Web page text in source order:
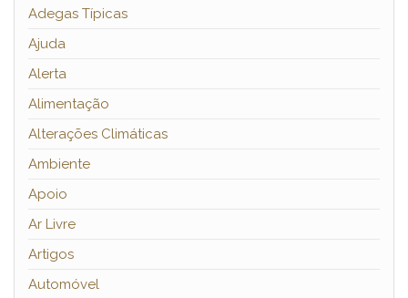
Adegas Típicas
Ajuda
Alerta
Alimentação
Alterações Climáticas
Ambiente
Apoio
Ar Livre
Artigos
Automóvel